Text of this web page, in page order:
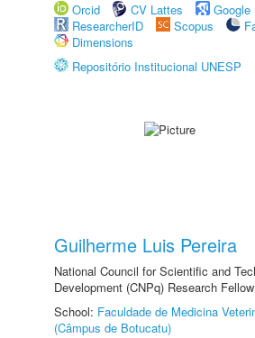
Orcid
CV Lattes
Google
ResearcherID
Scopus
Dimensions
Repositório Institucional UNESP
Guilherme Luis Pereira
National Council for Scientific and
Development (CNPq) Research
School: Faculdade de Medicina
(Câmpus de Botucatu)